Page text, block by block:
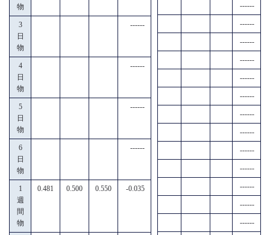
物
3
日
物
------
4
日
物
------
5
日
物
------
6
日
物
------
1
週
間
物
0.481 0.500 0.550 -0.035
------
------
------
------
------
------
------
------
------
------
------
------
------